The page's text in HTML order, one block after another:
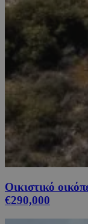
Οικιστικό
€290,000